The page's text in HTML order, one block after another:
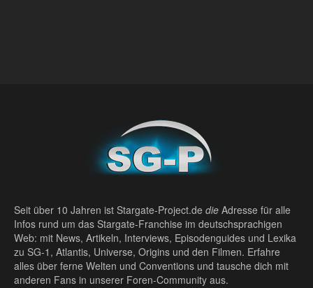
Seit über 10 Jahren ist Stargate-Project.de die Adresse für alle
Infos rund um das Stargate-Franchise im deutschsprachigen
Web: mit News, Artikeln, Interviews, Episodenguides und Lexika
zu SG-1, Atlantis, Universe, Origins und den Filmen. Erfahre
alles über ferne Welten und Conventions und tausche dich mit
anderen Fans in unserer Foren-Community aus.